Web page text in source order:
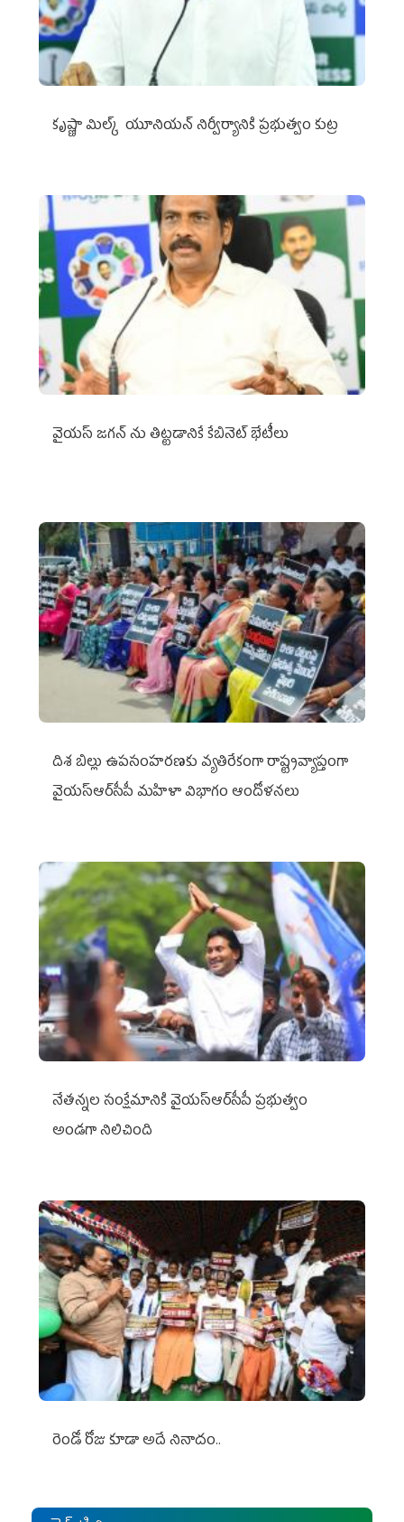
కృష్ణా మిల్క్‌ యూనియన్‌ నిర్వీర్యానికి ప్రభుత్వం కుట్ర
వైయ‌స్ జగన్‌ ను తిట్టడానికే కేబినెట్‌ భేటీలు
దిశ బిల్లు ఉపసంహరణకు వ్యతిరేకంగా రాష్ట్రవ్యాప్తంగా
వైయ‌స్ఆర్‌సీపీ మహిళా విభాగం ఆందోళనలు
నేతన్నల సంక్షేమానికి వైయ‌స్ఆర్‌సీపీ ప్రభుత్వం
అండగా నిలిచింది
రెండో రోజు కూడా అదే నినాదం..